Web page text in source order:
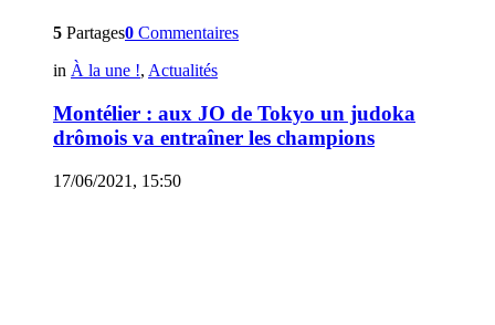
5 Partages0 Commentaires
in À la une !, Actualités
Montélier : aux JO de Tokyo un judoka
drômois va entraîner les champions
17/06/2021, 15:50